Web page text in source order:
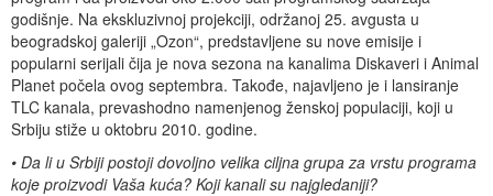
godišnje. Na ekskluzivnoj projekciji, održanoj 25. avgusta u
beogradskoj galeriji „Ozon“, predstavljene su nove emisije i
popularni serijali čija je nova sezona na kanalima Diskaveri i Animal
Planet počela ovog septembra. Takođe, najavljeno je i lansiranje
TLC kanala, prevashodno namenjenog ženskoj populaciji, koji u
Srbiju stiže u oktobru 2010. godine.
• Da li u Srbiji postoji dovoljno velika ciljna grupa za vrstu programa
koje proizvodi Vaša kuća? Koji kanali su najgledaniji?